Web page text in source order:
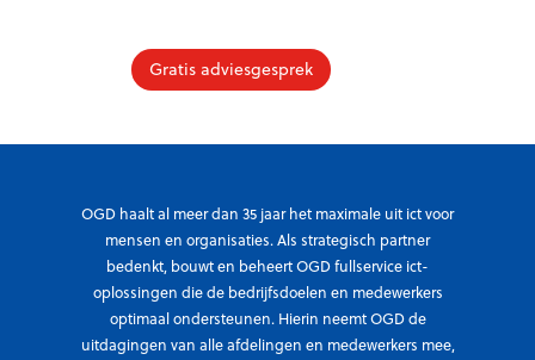
Gratis adviesgesprek
OGD haalt al meer dan 35 jaar het maximale uit ict voor
mensen en organisaties. Als strategisch partner
bedenkt, bouwt en beheert OGD fullservice ict-
oplossingen die de bedrijfsdoelen en medewerkers
optimaal ondersteunen. Hierin neemt OGD de
uitdagingen van alle afdelingen en medewerkers mee,